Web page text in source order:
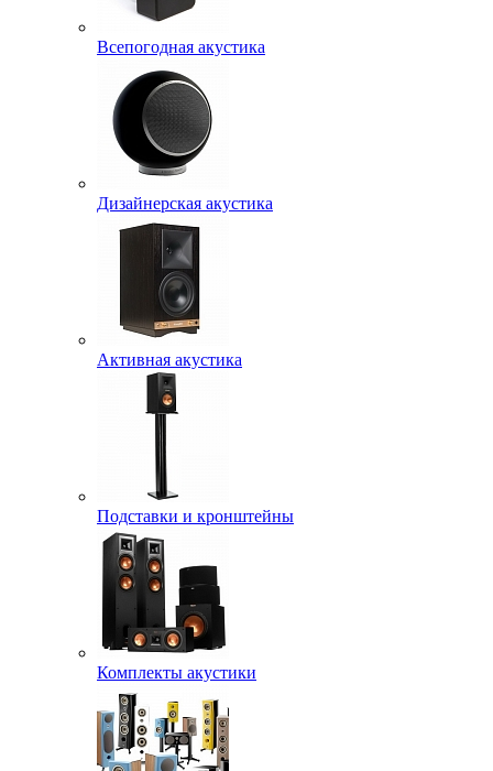
Всепогодная акустика
Дизайнерская акустика
Активная акустика
Подставки и кронштейны
Комплекты акустики